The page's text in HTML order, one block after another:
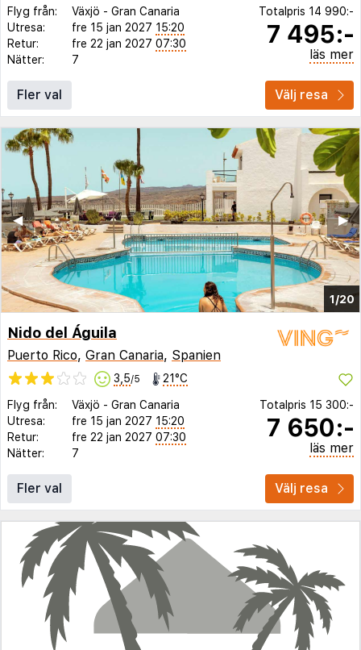
Flyg från: Växjö - Gran Canaria
Utresa:
fre 15 jan 2027 15:20
Retur:
fre 22 jan 2027 07:30
Nätter:
7
Totalpris 14 990:-
7 495:-
läs mer
Fler val Välj resa
1/20
▶︎
◀︎
Nido del Águila
Puerto Rico, Gran Canaria, Spanien
3,5/5 21°C
Flyg från: Växjö - Gran Canaria
Utresa:
fre 15 jan 2027 15:20
Retur:
fre 22 jan 2027 07:30
Nätter:
7
Totalpris 15 300:-
7 650:-
läs mer
Fler val Välj resa